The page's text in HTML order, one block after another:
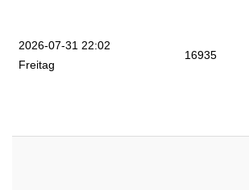
2026-07-31 22:02
Freitag
16935